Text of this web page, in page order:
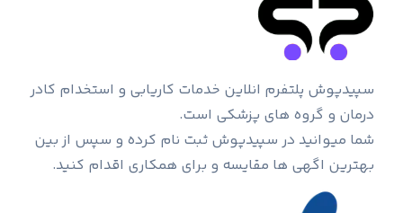
سپیدپوش پلتفرم انلاین خدمات کاریابی و استخدام کادر
درمان و گروه های پزشکی است.
شما میوانید در سپیدپوش ثبت نام کرده و سپس از بین
بهترین اگهی ها مقایسه و برای همکاری اقدام کنید.